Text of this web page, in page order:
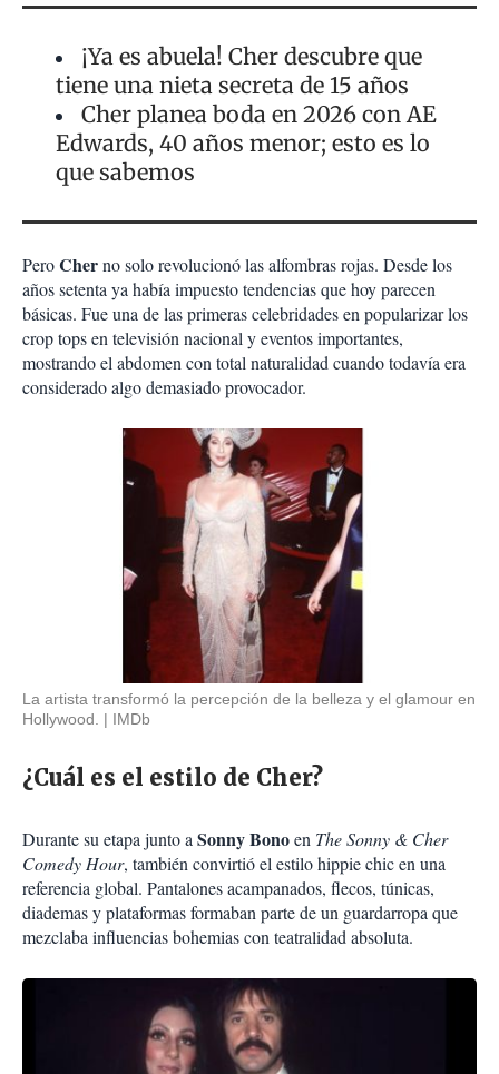
¡Ya es abuela! Cher descubre que
tiene una nieta secreta de 15 años
Cher planea boda en 2026 con AE
Edwards, 40 años menor; esto es lo
que sabemos
PeroCherno solo revolucionó las alfombras rojas. Desde los
años setenta ya había impuesto tendencias que hoy parecen
básicas. Fue una de las primeras celebridades en popularizar los
crop tops en televisión nacional y eventos importantes,
mostrando el abdomen con total naturalidad cuando todavía era
considerado algo demasiado provocador.
La artista transformó la percepción de la belleza y el glamour en
Hollywood.
IMDb
¿Cuál es el estilo de Cher?
Durante su etapa junto aSonny Bonoen The Sonny & Cher
Comedy Hour, también convirtió el estilo hippie chic en una
referencia global. Pantalones acampanados, flecos, túnicas,
diademas y plataformas formaban parte de un guardarropa que
mezclaba influencias bohemias con teatralidad absoluta.